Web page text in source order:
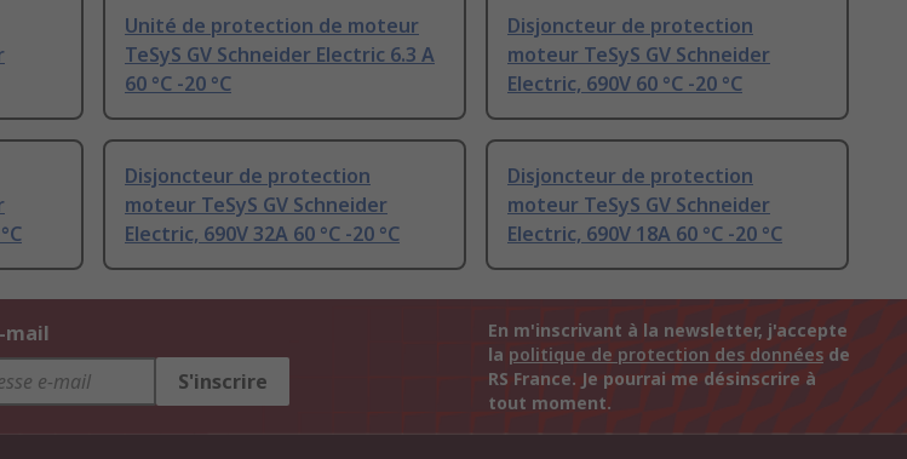
Unité de protection de moteur
TeSyS GV Schneider Electric 6.3 A
60 °C -20 °C
Disjoncteur de protection
moteur TeSyS GV Schneider
Electric, 690V 60 °C -20 °C
Disjoncteur de protection
moteur TeSyS GV Schneider
Electric, 690V 32A 60 °C -20 °C
Disjoncteur de protection
moteur TeSyS GV Schneider
Electric, 690V 18A 60 °C -20 °C
mail
S'inscrire
En m'inscrivant à la newsletter, j'accepte
la politique de protection des données de
RS France. Je pourrai me désinscrire à
tout moment.